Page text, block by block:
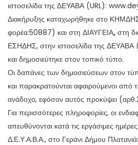
ιστοσελίδα της ΔΕΥΑΒΑ (URL):
Διακήρυξης καταχωρήθηκε στο
φορέα:50887) και στη ΔΙΑΥΓΕΙΑ, στη
ΕΣΗΔΗΣ, στην ιστοσελίδα της ΔΕΥΑΒΑ
και δημοσιεύτηκε στον τοπικό τύπο.
Οι δαπάνες των δημοσιεύσεων στον
και παρακρατούνται αφαιρούμενοι από
ανάδοχο, εφόσον αυτός προκύψει
Για περισσότερες πληροφορίες, οι
απευθύνονται κατά τις εργάσιμες
Δ.Ε.Υ.Α.Β.Α., στο Γεράνι Δήμου